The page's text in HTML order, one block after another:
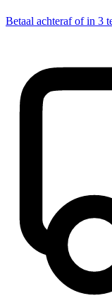
Betaal achteraf of in 3